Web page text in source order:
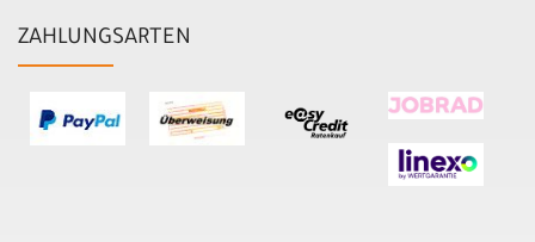
ZAHLUNGSARTEN